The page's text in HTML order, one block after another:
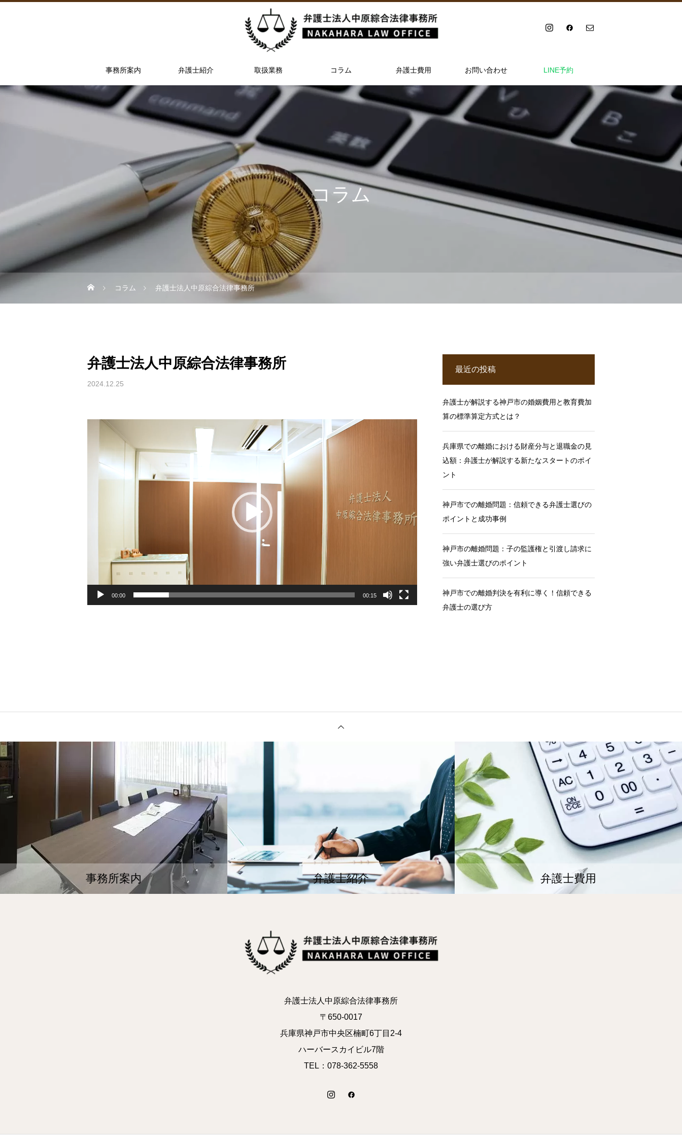
事務所案内 弁護士紹介 取扱業務 コラム 弁護士費用 お問い合わせ LINE予約
コラム
コラム 弁護士法人中原綜合法律事務所
弁護士法人中原綜合法律事務所
2024.12.25
00:00 00:15
最近の投稿
弁護士が解説する神戸市の婚姻費用と教育費加
算の標準算定方式とは？
兵庫県での離婚における財産分与と退職金の見
込額：弁護士が解説する新たなスタートのポイ
ント
神戸市での離婚問題：信頼できる弁護士選びの
ポイントと成功事例
神戸市の離婚問題：子の監護権と引渡し請求に
強い弁護士選びのポイント
神戸市での離婚判決を有利に導く！信頼できる
弁護士の選び方
事務所案内 弁護士紹介 弁護士費用
弁護士法人中原綜合法律事務所
〒650-0017
兵庫県神戸市中央区楠町6丁目2-4
ハーバースカイビル7階
TEL：078-362-5558